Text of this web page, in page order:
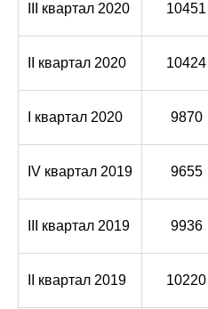
III квартал 2020 10451
II квартал 2020 10424
I квартал 2020 9870
IV квартал 2019 9655
III квартал 2019 9936
II квартал 2019 10220